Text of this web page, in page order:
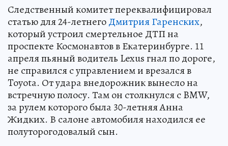
Следственный комитет переквалифицировал
статью для 24-летнегоДмитрия Гаренских,
который устроил смертельное ДТП на
проспекте Космонавтов в Екатеринбурге. 11
апреля пьяный водитель Lexus гнал по дороге,
не справился с управлением и врезался в
Toyota. От удара внедорожник вынесло на
встречную полосу. Там он столкнулся с BMW,
за рулем которого была 30-летняя Анна
Жидких. В салоне автомобиля находился ее
полуторогодовалый сын.